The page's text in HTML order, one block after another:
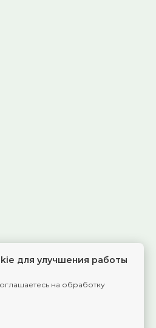
для улучшения работы
на обработку